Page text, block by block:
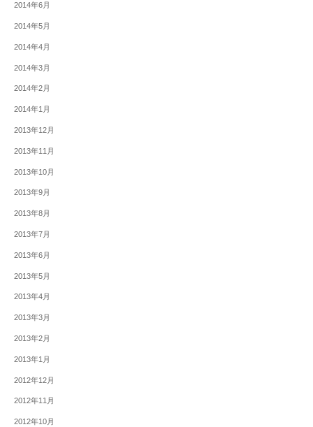
2014年6月
2014年5月
2014年4月
2014年3月
2014年2月
2014年1月
2013年12月
2013年11月
2013年10月
2013年9月
2013年8月
2013年7月
2013年6月
2013年5月
2013年4月
2013年3月
2013年2月
2013年1月
2012年12月
2012年11月
2012年10月